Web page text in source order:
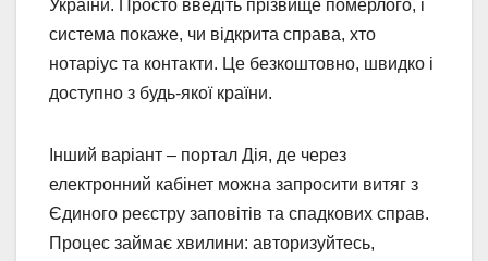
України. Просто введіть прізвище померлого, і
система покаже, чи відкрита справа, хто
нотаріус та контакти. Це безкоштовно, швидко і
доступно з будь-якої країни.
Інший варіант – портал Дія, де через
електронний кабінет можна запросити витяг з
Єдиного реєстру заповітів та спадкових справ.
Процес займає хвилини: авторизуйтесь,